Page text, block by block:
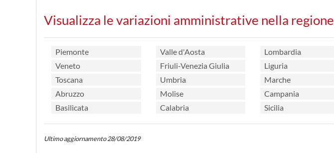
Visualizza le variazioni amministrative nella regione
Piemonte Valle d'Aosta Lombardia
Veneto
Friuli-Venezia Giulia Liguria
Toscana
Umbria Marche
Abruzzo
Molise Campania
Basilicata
Calabria Sicilia
Ultimo aggiornamento 28/08/2019